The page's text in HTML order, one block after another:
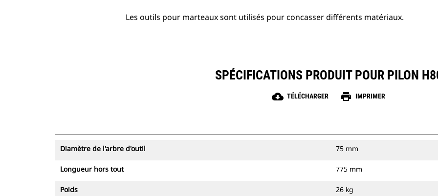
Les outils pour marteaux sont utilisés pour concasser différents matériaux.
SPÉCIFICATIONS PRODUIT POUR PILON
cloud_download TÉLÉCHARGER print IMPRIMER
Diamètre de l'arbre d'outil 75 mm
Longueur hors tout 775 mm
Poids 26 kg